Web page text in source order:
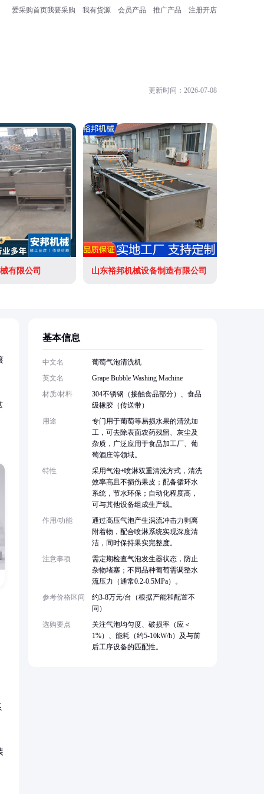
爱采购首页我要采购 我有货源 会员产品 推广产品 注册开店
更新时间：2026-07-08
有限公司 山东裕邦机械设备制造有限公司
基本信息
中文名
葡萄气泡清洗机
英文名
Grape Bubble Washing Machine
材质/材料
304不锈钢（接触食品部分）、食品
级橡胶（传送带）
用途
专门用于葡萄等易损水果的清洗加
工，可去除表面农药残留、灰尘及
杂质，广泛应用于食品加工厂、葡
萄酒庄等领域。
特性
采用气泡+喷淋双重清洗方式，清洗
效率高且不损伤果皮；配备循环水
系统，节水环保；自动化程度高，
可与其他设备组成生产线。
作用/功能
通过高压气泡产生涡流冲击力剥离
附着物，配合喷淋系统实现深度清
洁，同时保持果实完整度。
注意事项
需定期检查气泡发生器状态，防止
杂物堵塞；不同品种葡萄需调整水
流压力（通常0.2-0.5MPa）。
参考价格区间
约3-8万元/台（根据产能和配置不
同）
选购要点
关注气泡均匀度、破损率（应＜
1%）、能耗（约5-10kW/h）及与前
后工序设备的匹配性。